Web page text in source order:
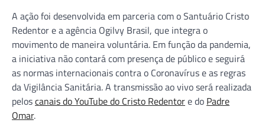
A ação foi desenvolvida em parceria com o Santuário Cristo
Redentor e a agência Ogilvy Brasil, que integra o
movimento de maneira voluntária. Em função da pandemia,
a iniciativa não contará com presença de público e seguirá
as normas internacionais contra o Coronavírus e as regras
da Vigilância Sanitária. A transmissão ao vivo será realizada
peloscanais do YouTube do Cristo Redentore do Padre
Omar.